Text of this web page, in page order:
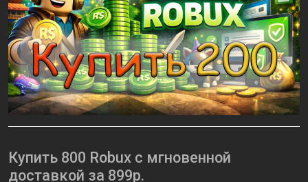
Купить 800 Robux с мгновенной
доставкой за 899р.